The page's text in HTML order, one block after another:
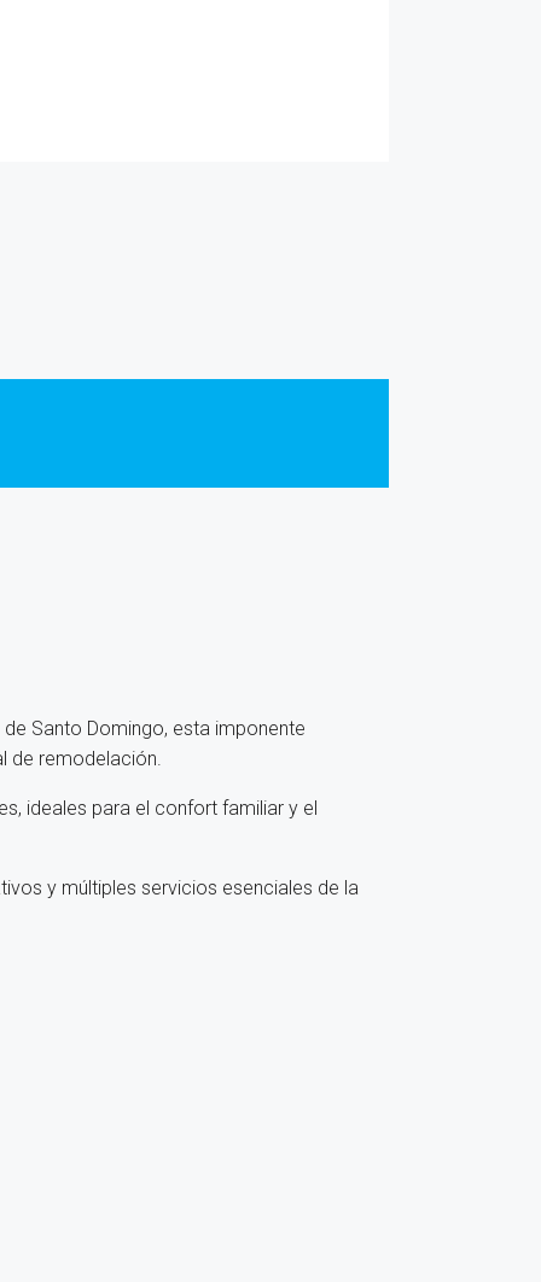
Santo Domingo, esta imponente
de remodelación.
ideales para el confort familiar y el
y múltiples servicios esenciales de la